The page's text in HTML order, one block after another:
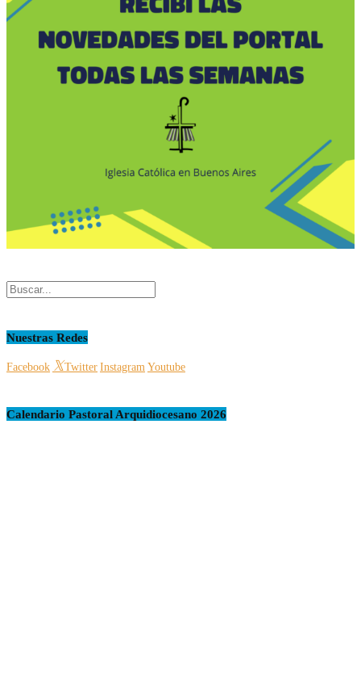
Nuestras Redes
Facebook Twitter Instagram Youtube
Calendario Pastoral Arquidiocesano 2026